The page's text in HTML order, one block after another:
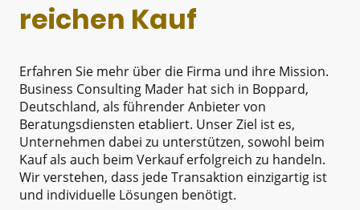
reichen Kauf
Erfahren Sie mehr über die Firma und ihre Mission.
Business Consulting Mader hat sich in Boppard,
Deutschland, als führender Anbieter von
Beratungsdiensten etabliert. Unser Ziel ist es,
Unternehmen dabei zu unterstützen, sowohl beim
Kauf als auch beim Verkauf erfolgreich zu handeln.
Wir verstehen, dass jede Transaktion einzigartig ist
und individuelle Lösungen benötigt.